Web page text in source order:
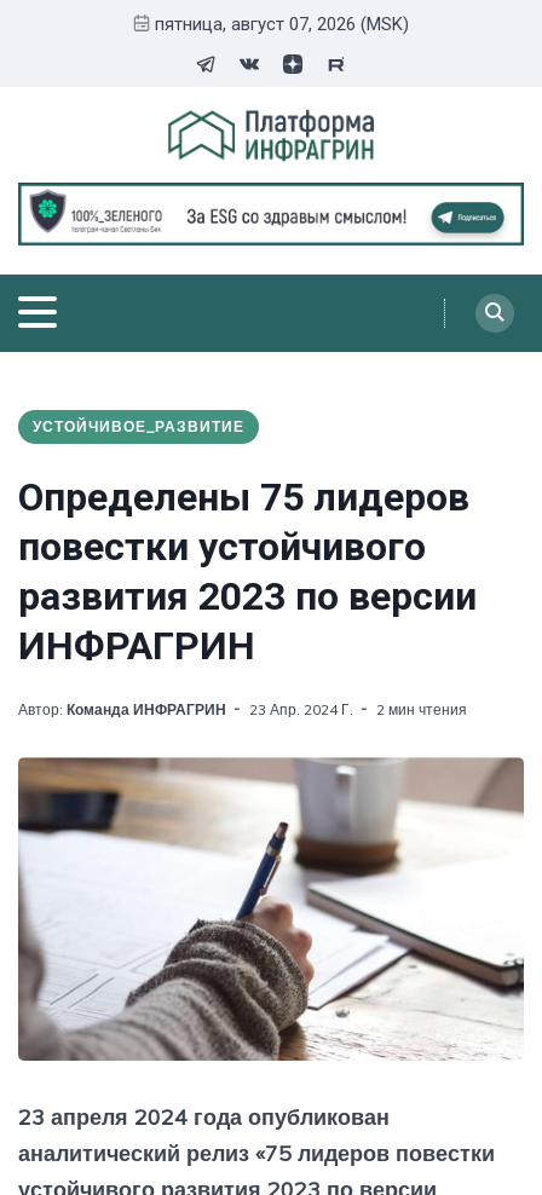
пятница, август 07, 2026 (MSK)
УСТОЙЧИВОЕ_РАЗВИТИЕ
Определены 75 лидеров
повестки устойчивого
развития 2023 по версии
ИНФРАГРИН
Автор: Команда ИНФРАГРИН 23 Апр. 2024 Г. 2 мин чтения
23 апреля 2024 года опубликован
аналитический релиз «75 лидеров повестки
устойчивого развития 2023 по версии